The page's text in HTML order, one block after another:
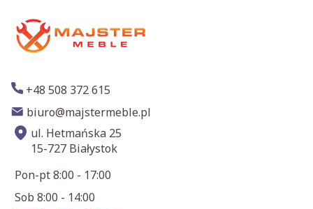
+48 508 372 615
biuro@majstermeble.pl
ul. Hetmańska 25
15-727 Białystok
Pon-pt 8:00 - 17:00
Sob 8:00 - 14:00